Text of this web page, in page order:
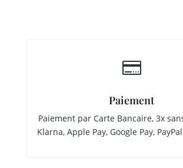

Paiement
Paiement par Carte Bancaire, 3x
Klarna, Apple Pay, Google Pay,